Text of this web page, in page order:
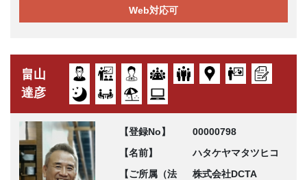
Web対応可
畠山
達彦
【登録No】
00000798
【名前】
ハタケヤマタツヒコ
【ご所属（法
株式会社DCTA